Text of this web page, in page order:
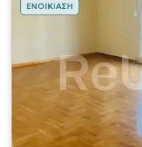
ΕΝΟΙΚΊΑΣΗ